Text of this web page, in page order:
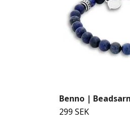
Benno |
299 SEK